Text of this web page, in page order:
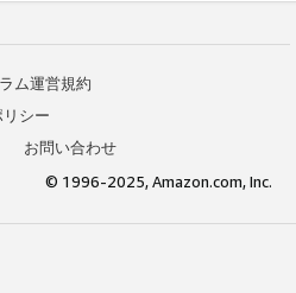
ム運営規約
シー
お問い合わせ
© 1996-2025, Amazon.com, Inc.